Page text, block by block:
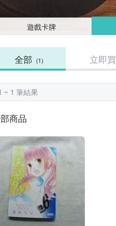
遊戲卡牌
全部 (1) 立即買
~ 1 筆結果
商品